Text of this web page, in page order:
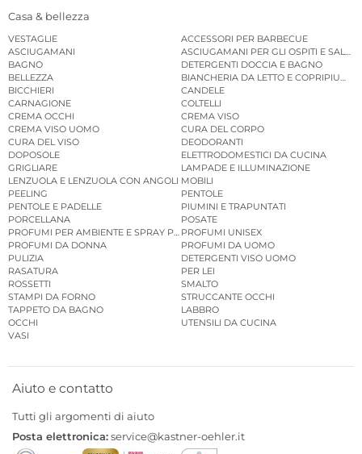
Casa & bellezza
VESTAGLIE
ACCESSORI PER BARBECUE
ASCIUGAMANI
ASCIUGAMANI PER GLI OSPITI E
BAGNO
DETERGENTI DOCCIA E BAGNO
BELLEZZA
BIANCHERIA DA LETTO E COPRIPIUMINI
BICCHIERI
CANDELE
CARNAGIONE
COLTELLI
CREMA OCCHI
CREMA VISO
CREMA VISO UOMO
CURA DEL CORPO
CURA DEL VISO
DEODORANTI
DOPOSOLE
ELETTRODOMESTICI DA CUCINA
GRIGLIARE
LAMPADE E ILLUMINAZIONE
LENZUOLA E LENZUOLA CON ANGOLI MOBILI
PEELING
PENTOLE
PENTOLE E PADELLE
PIUMINI E TRAPUNTATI
PORCELLANA
POSATE
PROFUMI PER AMBIENTE E SPRAY PER AMBIENTE
PROFUMI UNISEX
PROFUMI DA DONNA
PROFUMI DA UOMO
PULIZIA
DETERGENTI VISO UOMO
RASATURA
PER LEI
ROSSETTI
SMALTO
STAMPI DA FORNO
STRUCCANTE OCCHI
TAPPETO DA BAGNO
LABBRO
OCCHI
UTENSILI DA CUCINA
VASI
Aiuto e contatto
Tutti gli argomenti di aiuto
Posta elettronica:service@kastner-oehler.it